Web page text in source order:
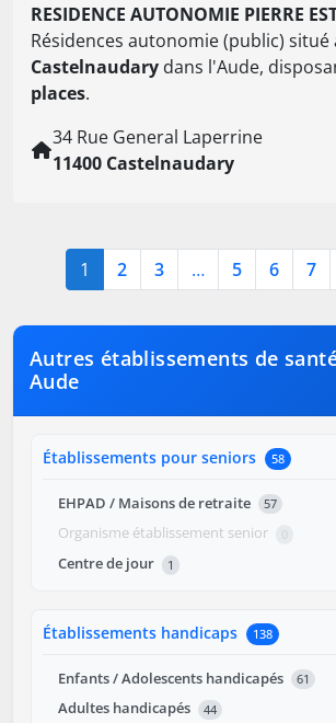
RESIDENCE AUTONOMIE PIERRE
Résidences autonomie (public) situé
Castelnaudary dans l'Aude,
places.
34 Rue General Laperrine
11400 Castelnaudary
1 2 3 … 5 6 7
Autres établissements de
Aude
Établissements pour seniors 58
EHPAD / Maisons de retraite 57
Organisme établissement senior 0
Centre de jour 1
Établissements handicaps 138
Enfants / Adolescents handicapés 61
Adultes handicapés 44